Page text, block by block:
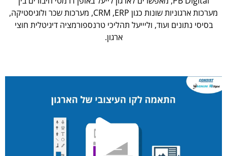
מערכות ארגוניות שונות כגון CRM ,ERP, מערכות שכר ולוגיסטיקה,
בסיסי נתונים ועוד, וליייעל תהליכי טרנספורמציה דיגיטלית חוצי
ארגון.